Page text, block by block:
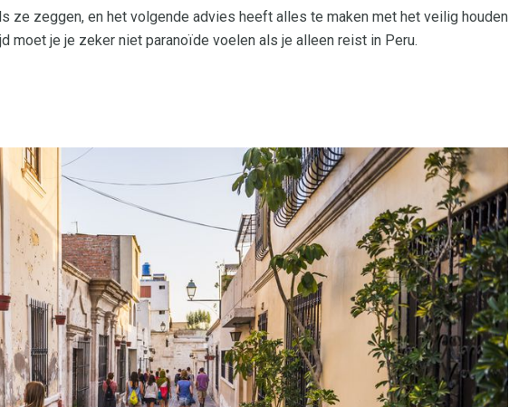
ze zeggen, en het volgende advies heeft alles te maken met het veilig houden
moet je je zeker niet paranoïde voelen als je alleen reist in Peru.